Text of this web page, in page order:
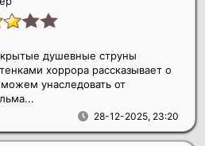
28-12-2025, 23:20
душевные струны
хоррора рассказывает о
унаследовать от